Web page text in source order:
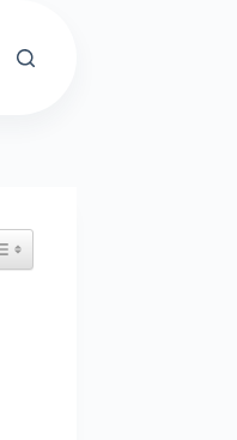
Toggle Table of Content